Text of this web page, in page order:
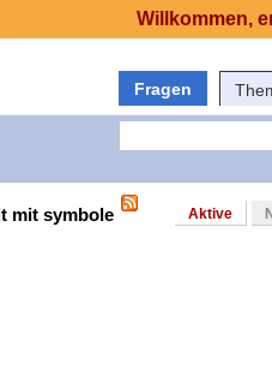
Fragen
mit symbole Aktive
Willkommen,